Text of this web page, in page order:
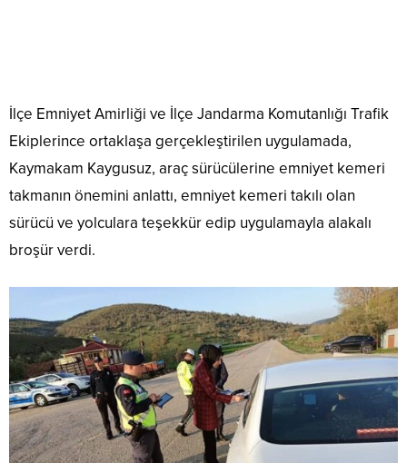
İlçe Emniyet Amirliği ve İlçe Jandarma Komutanlığı Trafik
Ekiplerince ortaklaşa gerçekleştirilen uygulamada,
Kaymakam Kaygusuz, araç sürücülerine emniyet kemeri
takmanın önemini anlattı, emniyet kemeri takılı olan
sürücü ve yolculara teşekkür edip uygulamayla alakalı
broşür verdi.